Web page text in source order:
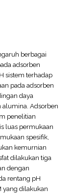
berbagai
adsorben
sistem terhadap
pada adsorben
daya
alumina. Adsorben
penelitian
luas permukaan
spesifik,
kemurnian
dilakukan tiga
dengan
rentang pH
yang dilakukan